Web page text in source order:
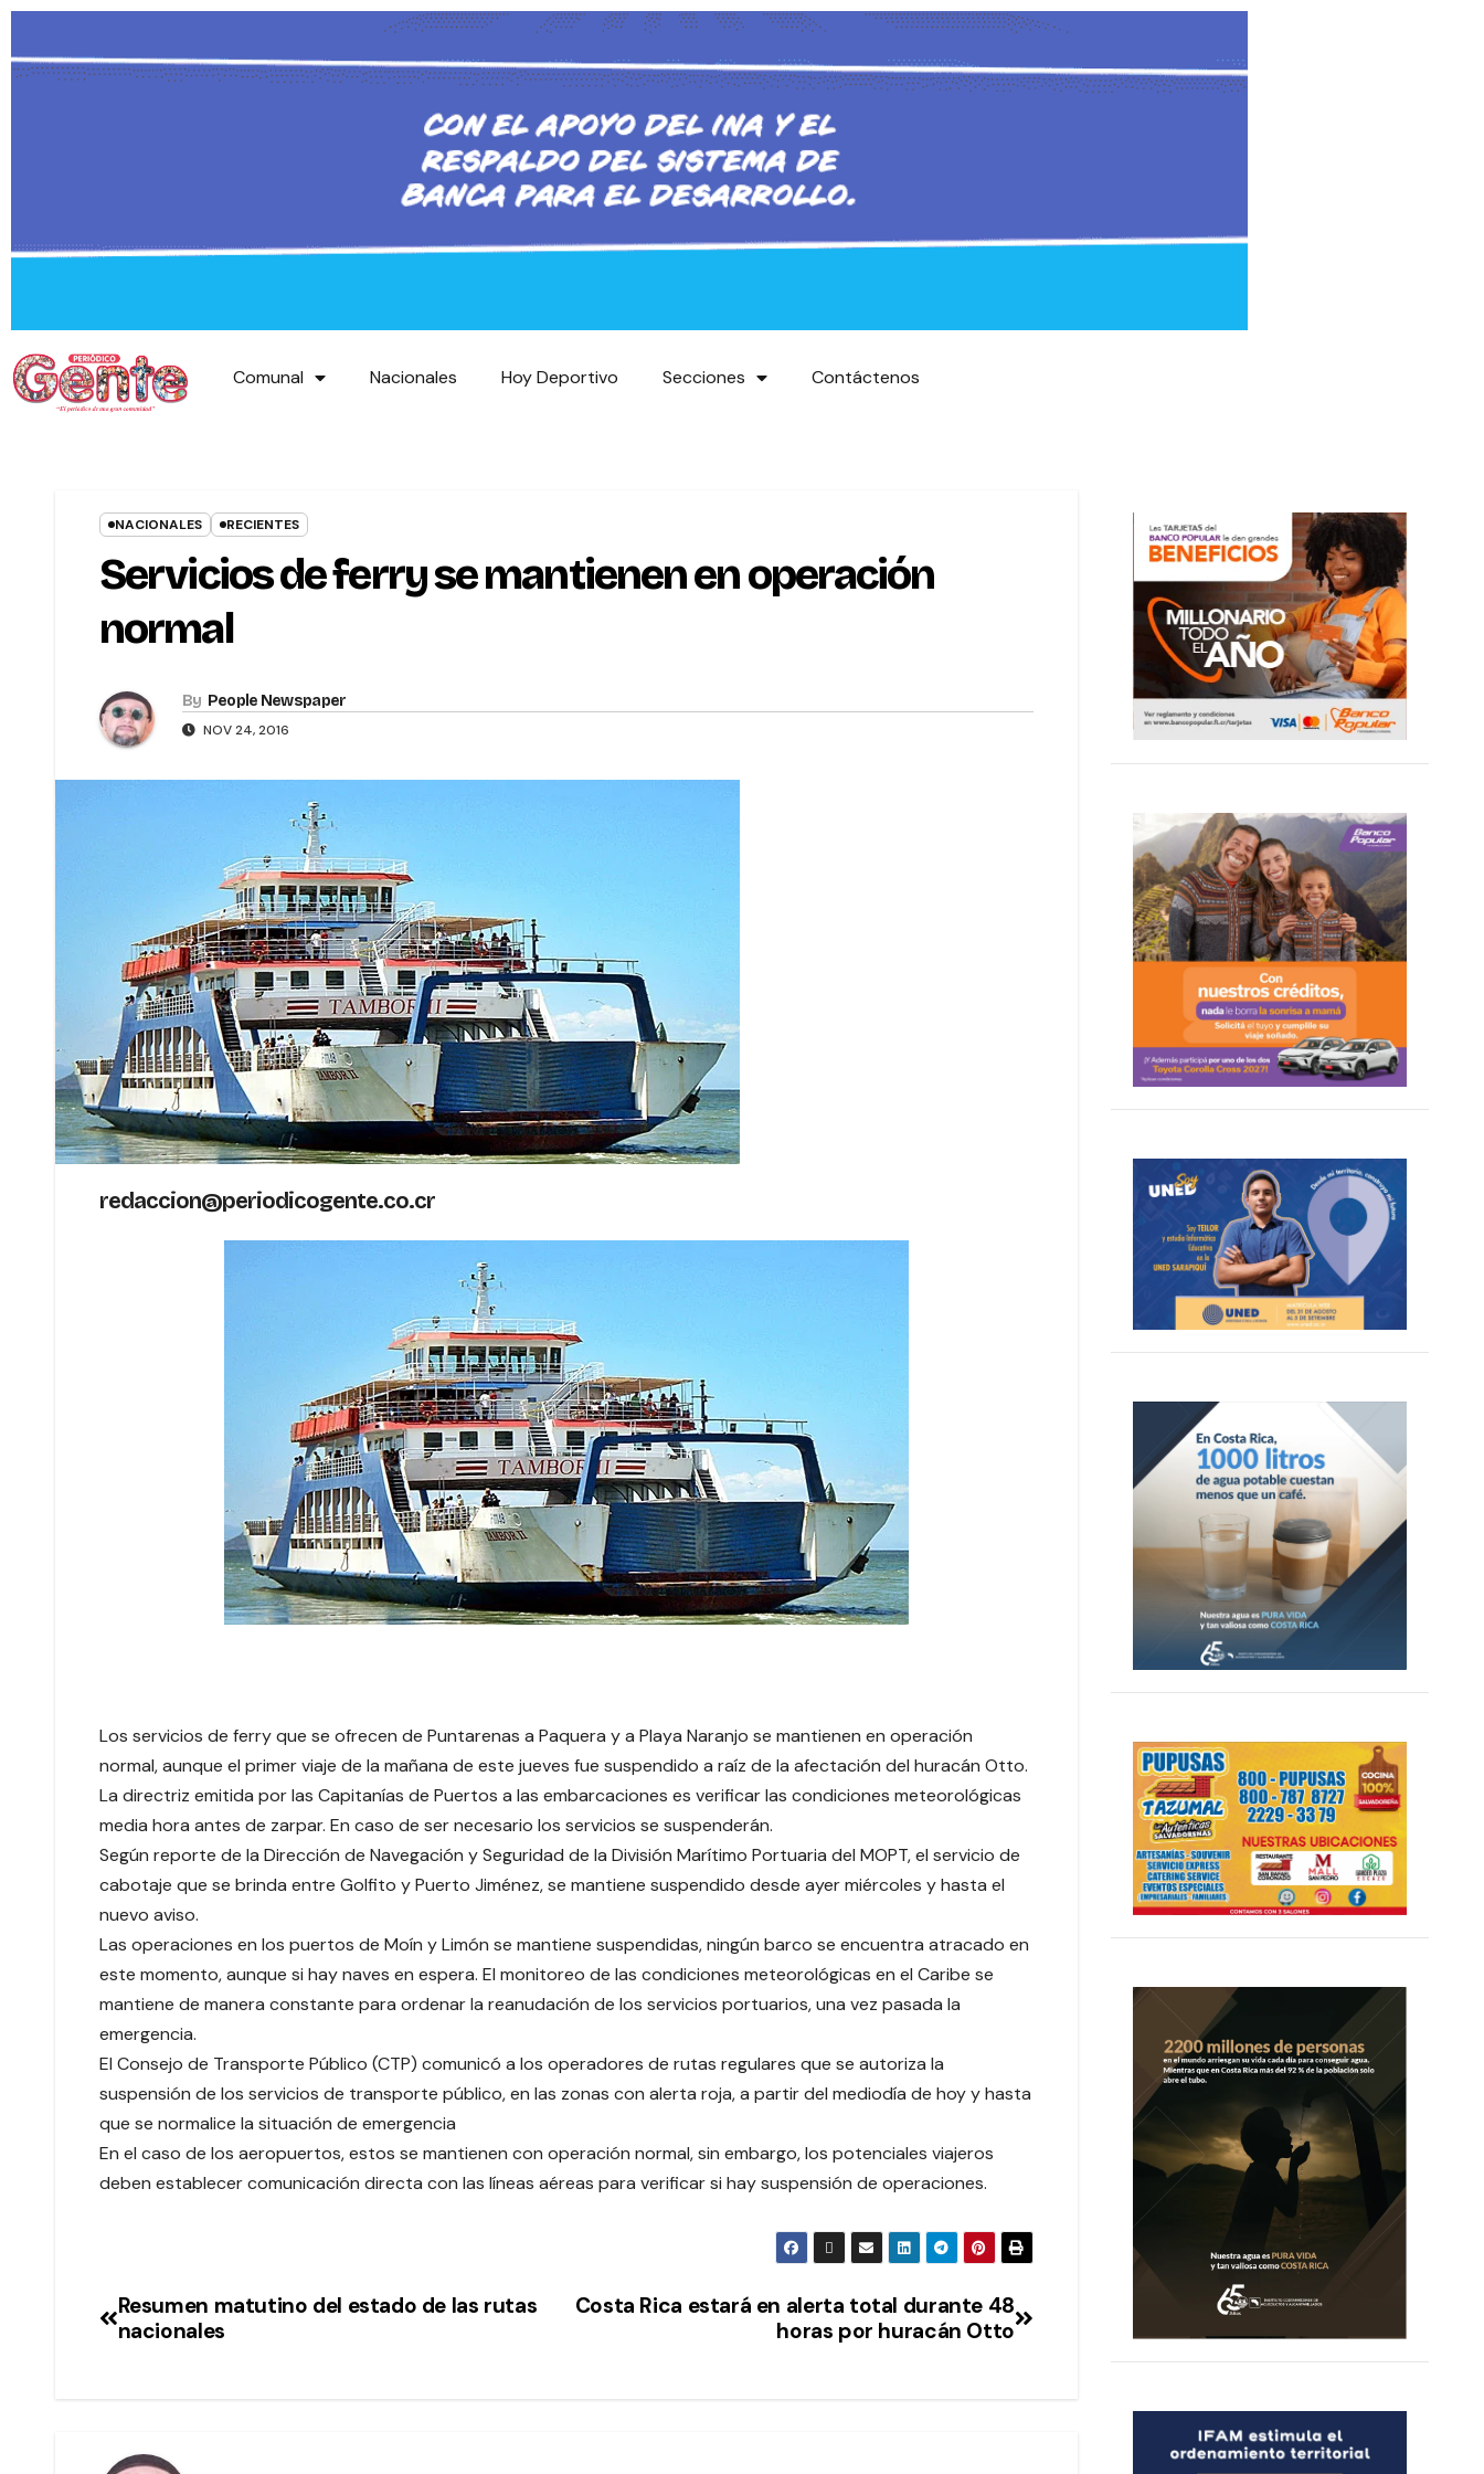
Comunal Nacionales Hoy Deportivo Secciones Contáctenos
NACIONALES RECIENTES
Servicios de ferry se mantienen en operación
normal
By People Newspaper
NOV 24, 2016
redaccion@periodicogente.co.cr
Los servicios de ferry que se ofrecen de Puntarenas a Paquera y a Playa Naranjo se mantienen en operación
normal, aunque el primer viaje de la mañana de este jueves fue suspendido a raíz de la afectación del huracán Otto.
La directriz emitida por las Capitanías de Puertos a las embarcaciones es verificar las condiciones meteorológicas
media hora antes de zarpar. En caso de ser necesario los servicios se suspenderán.
Según reporte de la Dirección de Navegación y Seguridad de la División Marítimo Portuaria del MOPT, el servicio de
cabotaje que se brinda entre Golfito y Puerto Jiménez, se mantiene suspendido desde ayer miércoles y hasta el
nuevo aviso.
Las operaciones en los puertos de Moín y Limón se mantiene suspendidas, ningún barco se encuentra atracado en
este momento, aunque si hay naves en espera. El monitoreo de las condiciones meteorológicas en el Caribe se
mantiene de manera constante para ordenar la reanudación de los servicios portuarios, una vez pasada la
emergencia.
El Consejo de Transporte Público (CTP) comunicó a los operadores de rutas regulares que se autoriza la
suspensión de los servicios de transporte público, en las zonas con alerta roja, a partir del mediodía de hoy y hasta
que se normalice la situación de emergencia
En el caso de los aeropuertos, estos se mantienen con operación normal, sin embargo, los potenciales viajeros
deben establecer comunicación directa con las líneas aéreas para verificar si hay suspensión de operaciones.
Costa Rica estará en alerta total durante 48
horas por huracán Otto
Resumen matutino del estado de las rutas
nacionales